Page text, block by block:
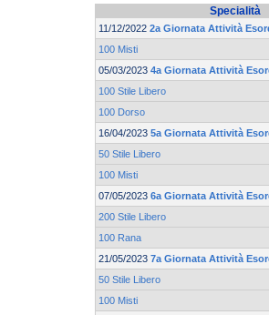
Specialità
11/12/2022 2a Giornata Attività
100 Misti
05/03/2023 4a Giornata Attività
100 Stile Libero
100 Dorso
16/04/2023 5a Giornata Attività
50 Stile Libero
100 Misti
07/05/2023 6a Giornata Attività
200 Stile Libero
100 Rana
21/05/2023 7a Giornata Attività
50 Stile Libero
100 Misti